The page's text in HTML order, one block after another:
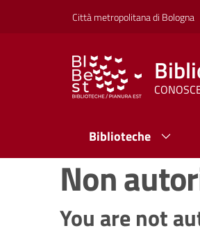
Vai al contenuto
Vai alla navigazioneCittà metropolitana di Bologna
Biblioteche
Non
You are not